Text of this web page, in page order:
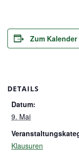
Zum
DETAILS
Datum:
9. Mai
Klausuren